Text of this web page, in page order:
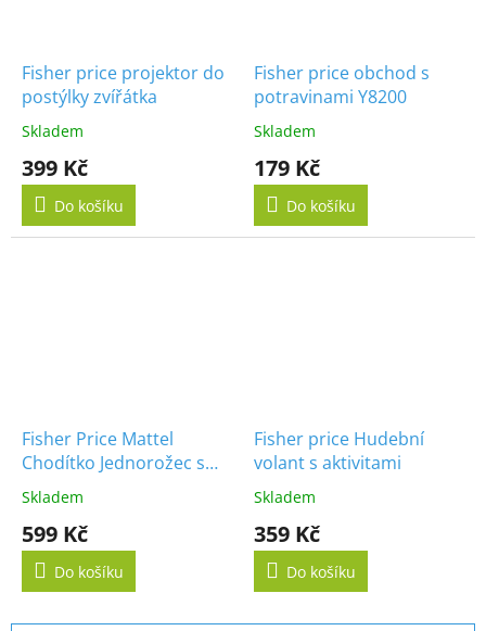
Fisher price projektor do
postýlky zvířátka
Skladem
399 Kč
Do košíku
Fisher price obchod s
potravinami Y8200
Skladem
179 Kč
Do košíku
Fisher Price Mattel
Chodítko Jednorožec s
křídly
Skladem
599 Kč
Do košíku
Fisher price Hudební
volant s aktivitami
Skladem
359 Kč
Do košíku